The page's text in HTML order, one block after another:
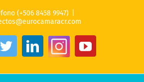
(+506 8458 9947)
TwitterLinkedIn
InstagramYouTube